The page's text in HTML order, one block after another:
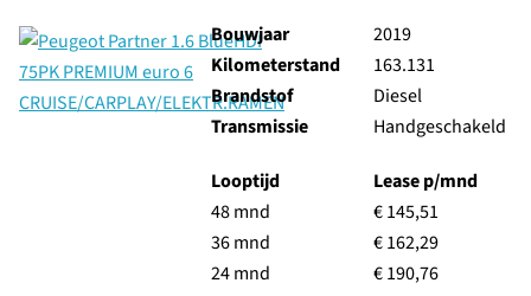
Bouwjaar
2019
Kilometerstand
163.131
Brandstof
Diesel
Transmissie
Handgeschakeld
Looptijd
48 mnd
36 mnd
24 mnd
Lease p/mnd
€ 145,51
€ 162,29
€ 190,76